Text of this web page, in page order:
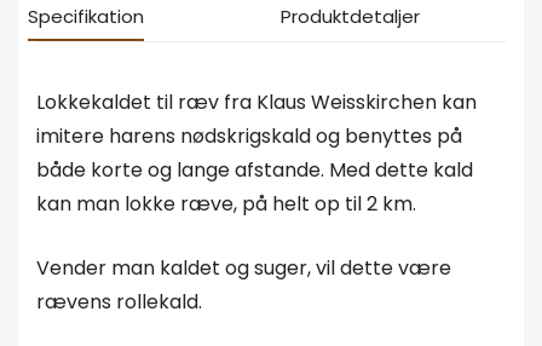
Specifikation Produktdetaljer
Lokkekaldet til ræv fra Klaus Weisskirchen kan
imitere harens nødskrigskald og benyttes på
både korte og lange afstande. Med dette kald
kan man lokke ræve, på helt op til 2 km.
Vender man kaldet og suger, vil dette være
rævens rollekald.